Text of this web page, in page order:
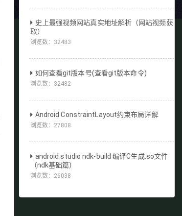
史上最强视频网站真实地址解析（网站视频获
取）
浏览数： 32483
如何查看git版本号(查看git版本命令)
浏览数： 32482
Android ConstraintLayout约束布局详解
浏览数： 27808
android studio ndk-build 编译C生成.so文件
（ndk基础篇）
浏览数： 26038